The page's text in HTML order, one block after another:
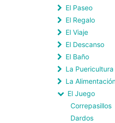
El Paseo
El Regalo
El Viaje
El Descanso
El Baño
La Puericultura
La
El Juego
Correpasillos
Dardos